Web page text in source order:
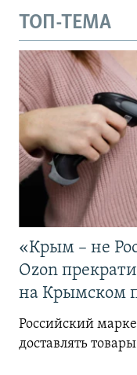
ТОП-ТЕМА
«Крым – не
Ozon
на Крымском
Российский
доставлять